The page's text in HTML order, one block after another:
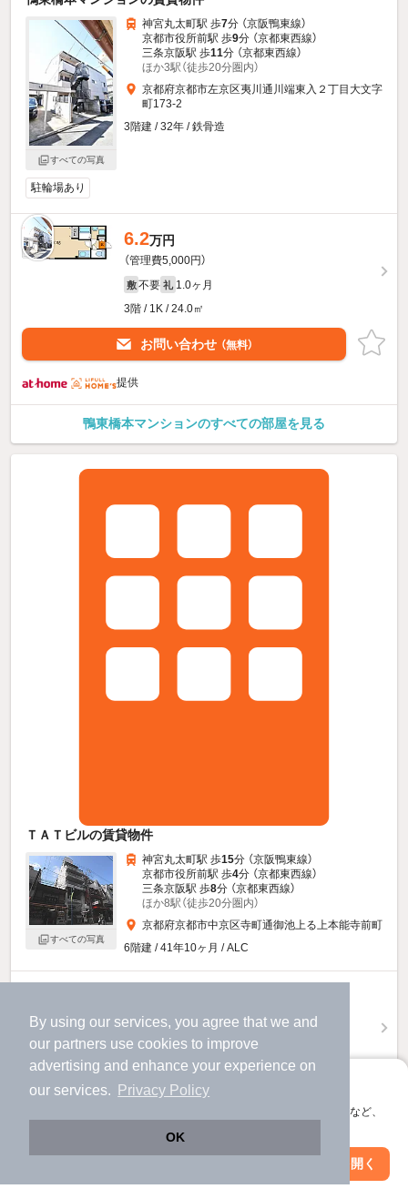
By using our services, you agree that we and
our partners use cookies to improve
advertising and enhance your experience on
our services.
Privacy Policy
OK
アプリに切り替えて、サクサクお部屋探し
会員登録なしですぐ使える。マップ検索やお気に入り保存など、
アプリを開く
すべての写真
神宮丸太町駅 歩7分 （京阪鴨東線）
京都市役所前駅 歩9分 （京都東西線）
三条京阪駅 歩11分 （京都東西線）
ほか3駅（徒歩20分圏内）
京都府京都市左京区夷川通川端東入２丁目大文字
町173-2
3階建 / 32年 / 鉄骨造
駐輪場あり
新着 6.2万円
（管理費5,000円）
敷 不要 礼 1.0ヶ月
3階 / 1K / 24.0㎡
お問い合わせ （無料）
提供
鴨東橋本マンションのすべての部屋を見る
ＴＡＴビルの賃貸物件
すべての写真
神宮丸太町駅 歩15分 （京阪鴨東線）
京都市役所前駅 歩4分 （京都東西線）
三条京阪駅 歩8分 （京都東西線）
ほか8駅（徒歩20分圏内）
京都府京都市中京区寺町通御池上る上本能寺前町
6階建 / 41年10ヶ月 / ALC
（管理費5,000円）
敷 55,000円 礼 50,000円
3階 / 1K / 18.0㎡
お問い合わせ
提供
新着 5万円
絞り込み条件を変更